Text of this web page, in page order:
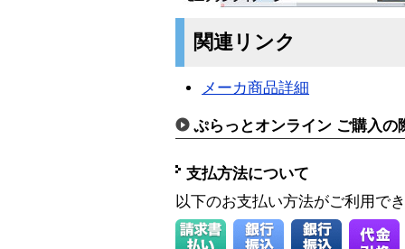
関連リンク
メーカ商品詳細
ぷらっとオンライン ご購入の
支払方法について
以下のお支払い方法がご利用で